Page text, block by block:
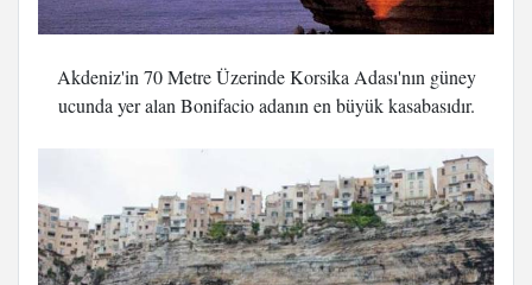
Akdeniz'in 70 Metre Üzerinde Korsika Adası'nın güney
ucunda yer alan Bonifacio adanın en büyük kasabasıdır.